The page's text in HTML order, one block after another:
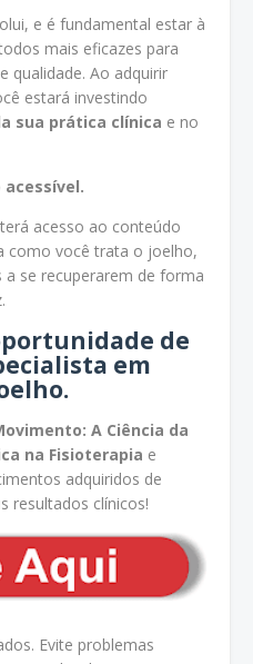
e é fundamental estar à
mais eficazes para
qualidade. Ao adquirir
estará investindo
sua prática clínica e no
acessível.
acesso ao conteúdo
como você trata o joelho,
se recuperarem de forma
de
em
A Ciência da
na Fisioterapia e
adquiridos de
resultados clínicos!
Evite problemas